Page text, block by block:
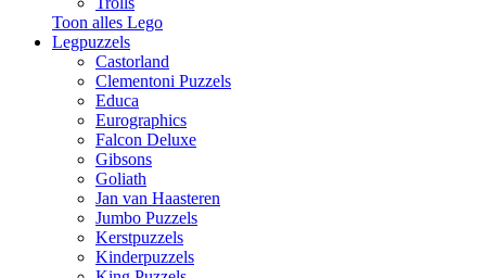
Toon alles Lego
Legpuzzels
Castorland
Clementoni Puzzels
Educa
Eurographics
Falcon Deluxe
Gibsons
Goliath
Jan van Haasteren
Jumbo Puzzels
Kerstpuzzels
Kinderpuzzels